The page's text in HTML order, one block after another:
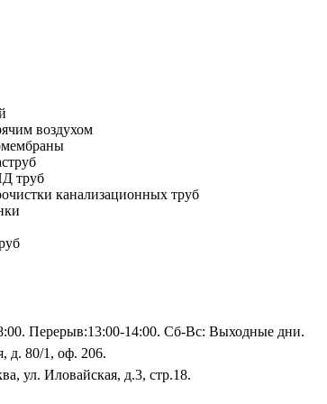
воздухом
труб
канализационных труб
Перерыв:13:00-14:00. Сб-Вс: Выходные дни.
д. 80/1, оф. 206.
ул. Иловайская, д.3, стр.18.